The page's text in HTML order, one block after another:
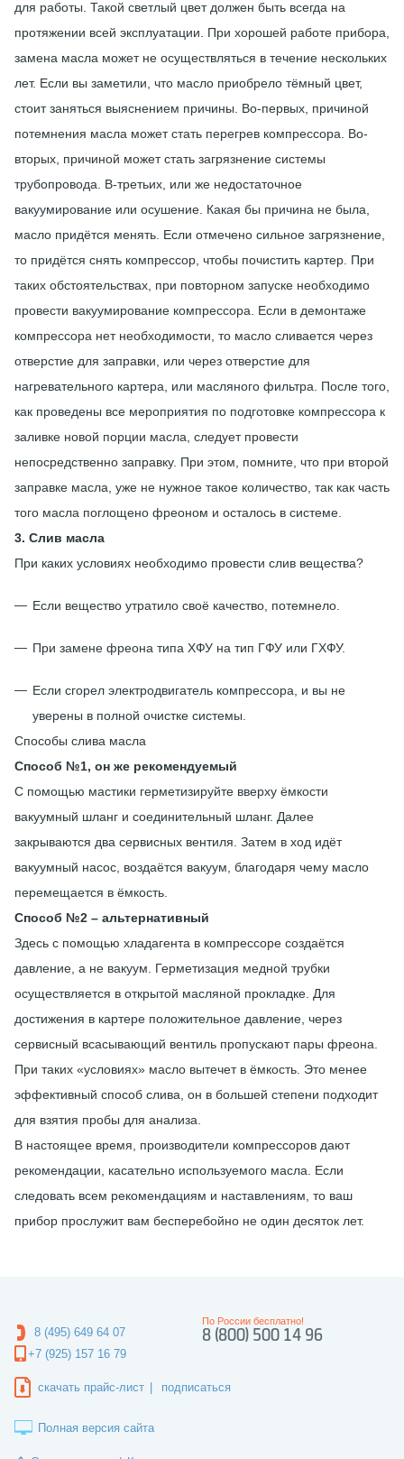
для работы. Такой светлый цвет должен быть всегда на
протяжении всей эксплуатации. При хорошей работе прибора,
замена масла может не осуществляться в течение нескольких
лет. Если вы заметили, что масло приобрело тёмный цвет,
стоит заняться выяснением причины. Во-первых, причиной
потемнения масла может стать перегрев компрессора. Во-
вторых, причиной может стать загрязнение системы
трубопровода. В-третьих, или же недостаточное
вакуумирование или осушение. Какая бы причина не была,
масло придётся менять. Если отмечено сильное загрязнение,
то придётся снять компрессор, чтобы почистить картер. При
таких обстоятельствах, при повторном запуске необходимо
провести вакуумирование компрессора. Если в демонтаже
компрессора нет необходимости, то масло сливается через
отверстие для заправки, или через отверстие для
нагревательного картера, или масляного фильтра. После того,
как проведены все мероприятия по подготовке компрессора к
заливке новой порции масла, следует провести
непосредственно заправку. При этом, помните, что при второй
заправке масла, уже не нужное такое количество, так как часть
того масла поглощено фреоном и осталось в системе.
3. Слив масла
При каких условиях необходимо провести слив вещества?
Если вещество утратило своё качество, потемнело.
При замене фреона типа ХФУ на тип ГФУ или ГХФУ.
Если сгорел электродвигатель компрессора, и вы не
уверены в полной очистке системы.
Способы слива масла
Способ №1, он же рекомендуемый
С помощью мастики герметизируйте вверху ёмкости
вакуумный шланг и соединительный шланг. Далее
закрываются два сервисных вентиля. Затем в ход идёт
вакуумный насос, воздаётся вакуум, благодаря чему масло
перемещается в ёмкость.
Способ №2 – альтернативный
Здесь с помощью хладагента в компрессоре создаётся
давление, а не вакуум. Герметизация медной трубки
осуществляется в открытой масляной прокладке. Для
достижения в картере положительное давление, через
сервисный всасывающий вентиль пропускают пары фреона.
При таких «условиях» масло вытечет в ёмкость. Это менее
эффективный способ слива, он в большей степени подходит
для взятия пробы для анализа.
В настоящее время, производители компрессоров дают
рекомендации, касательно используемого масла. Если
следовать всем рекомендациям и наставлениям, то ваш
прибор прослужит вам бесперебойно не один десяток лет.
8 (495) 649 64 07
+7 (925) 157 16 79
8 (800) 500 14 96
По России бесплатно!
скачать прайс-лист подписаться
Полная версия сайта